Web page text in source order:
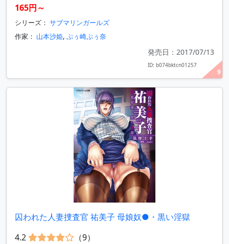
9
165円～
シリーズ： サブマリンガールズ
作家： 山本沙姫, ぷぅ崎ぷぅ奈
発売日：2017/07/13
ID: b074bktcn01257
囚われた人妻捜査官 祐美子 母娘奴●・黒い淫獄
4.2
（9）